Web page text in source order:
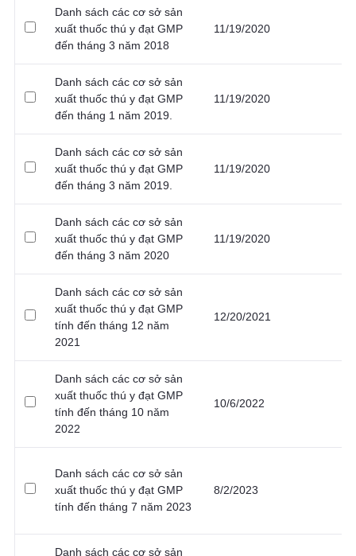
Danh sách các cơ sở sản
xuất thuốc thú y đạt GMP
đến tháng 3 năm 2018
11/19/2020
Danh sách các cơ sở sản
xuất thuốc thú y đạt GMP
đến tháng 1 năm 2019.
11/19/2020
Danh sách các cơ sở sản
xuất thuốc thú y đạt GMP
đến tháng 3 năm 2019.
11/19/2020
Danh sách các cơ sở sản
xuất thuốc thú y đạt GMP
đến tháng 3 năm 2020
11/19/2020
Danh sách các cơ sở sản
xuất thuốc thú y đạt GMP
tính đến tháng 12 năm
2021
12/20/2021
Danh sách các cơ sở sản
xuất thuốc thú y đạt GMP
tính đến tháng 10 năm
2022
10/6/2022
Danh sách các cơ sở sản
xuất thuốc thú y đạt GMP
tính đến tháng 7 năm 2023
8/2/2023
Danh sách các cơ sở sản